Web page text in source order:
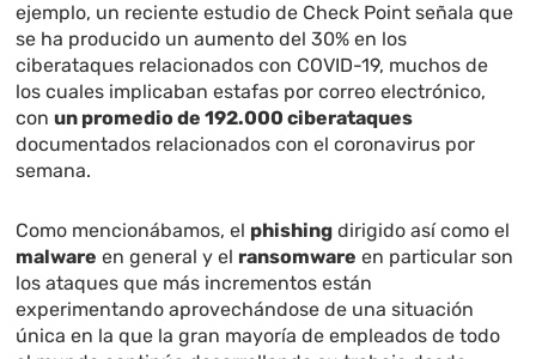
ejemplo, un reciente estudio de Check Point señala que
se ha producido un aumento del 30% en los
ciberataques relacionados con COVID-19, muchos de
los cuales implicaban estafas por correo electrónico,
conun promedio de 192.000 ciberataques
documentados relacionados con el coronavirus por
semana.
Como mencionábamos, el phishing dirigido así como el
malware en general y el ransomware en particular son
los ataques que más incrementos están
experimentando aprovechándose de una situación
única en la que la gran mayoría de empleados de todo